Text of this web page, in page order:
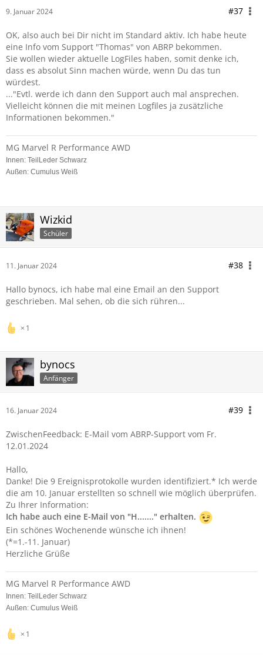
9. Januar 2024 #37
OK, also auch bei Dir nicht im Standard aktiv. Ich habe heute
eine Info vom Support "Thomas" von ABRP bekommen.
Sie wollen wieder aktuelle LogFiles haben, somit denke ich,
dass es absolut Sinn machen würde, wenn Du das tun
würdest.
..."Evtl. werde ich dann den Support auch mal ansprechen.
Vielleicht können die mit meinen Logfiles ja zusätzliche
Informationen bekommen."
MG Marvel R Performance AWD
Innen: TeilLeder Schwarz
Außen: Cumulus Weiß
Wizkid
Schüler
11. Januar 2024 #38
Hallo bynocs, ich habe mal eine Email an den Support
geschrieben. Mal sehen, ob die sich rühren...
1
bynocs
Anfänger
16. Januar 2024 #39
ZwischenFeedback: E-Mail vom ABRP-Support vom Fr.
12.01.2024
Hallo,
Danke! Die 9 Ereignisprotokolle wurden identifiziert.* Ich werde
die am 10. Januar erstellten so schnell wie möglich überprüfen.
Zu Ihrer Information:
Ich habe auch eine E-Mail von "H......." erhalten.
Ein schönes Wochenende wünsche ich ihnen!
(*=1.-11. Januar)
Herzliche Grüße
MG Marvel R Performance AWD
Innen: TeilLeder Schwarz
Außen: Cumulus Weiß
1